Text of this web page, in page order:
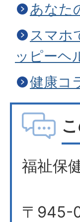
あなた
スマホ
ッピーヘ
健康コ
福祉保
〒945-